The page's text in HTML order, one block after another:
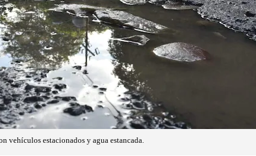
vehículos estacionados y agua estancada.